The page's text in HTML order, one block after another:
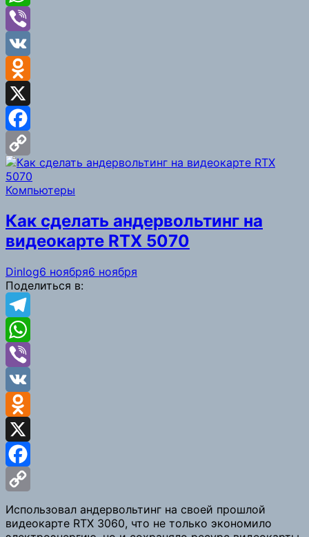
WhatsApp
Viber
VK
Odnoklassniki
X
Facebook
Copy
Link
Компьютеры
Как сделать андервольтинг на
видеокарте RTX 5070
Dinlog6 ноября6 ноября
Поделиться в:
Telegram
WhatsApp
Viber
VK
Odnoklassniki
X
Facebook
Copy
Link
Использовал андервольтинг на своей прошлой
видеокарте RTX 3060, что не только экономило